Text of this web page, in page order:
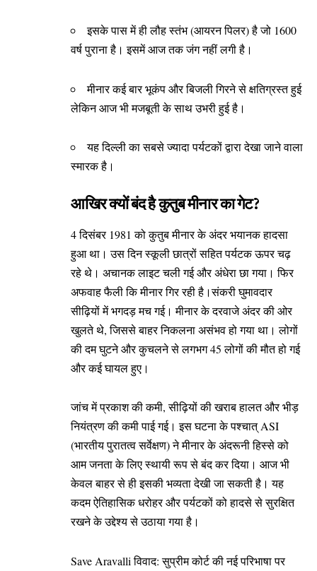
इसके पास में ही लौह स्तंभ (आयरन पिलर) है जो 1600
वर्ष पुराना है। इसमें आज तक जंग नहीं लगी है।
मीनार कई बार भूकंप और बिजली गिरने से क्षतिग्रस्त हुई
लेकिन आज भी मजबूती के साथ उभरी हुई है।
यह दिल्ली का सबसे ज्यादा पर्यटकों द्वारा देखा जाने वाला
स्मारक है।
आखिर क्यों बंद है कुतुब मीनार का गेट?
4 दिसंबर 1981 को कुतुब मीनार के अंदर भयानक हादसा
हुआ था। उस दिन स्कूली छात्रों सहित पर्यटक ऊपर चढ़
रहे थे। अचानक लाइट चली गई और अंधेरा छा गया। फिर
अफवाह फैली कि मीनार गिर रही है।संकरी घुमावदार
सीढ़ियों में भगदड़ मच गई। मीनार के दरवाजे अंदर की ओर
खुलते थे, जिससे बाहर निकलना असंभव हो गया था। लोगों
की दम घुटने और कुचलने से लगभग 45 लोगों की मौत हो गई
और कई घायल हुए।
जांच में प्रकाश की कमी, सीढ़ियों की खराब हालत और भीड़
नियंत्रण की कमी पाई गई। इस घटना के पश्चात् ASI
(भारतीय पुरातत्व सर्वेक्षण) ने मीनार के अंदरूनी हिस्से को
आम जनता के लिए स्थायी रूप से बंद कर दिया। आज भी
केवल बाहर से ही इसकी भव्यता देखी जा सकती है। यह
कदम ऐतिहासिक धरोहर और पर्यटकों को हादसे से सुरक्षित
रखने के उद्देश्य से उठाया गया है।
Save Aravalli विवाद: सुप्रीम कोर्ट की नई परिभाषा पर